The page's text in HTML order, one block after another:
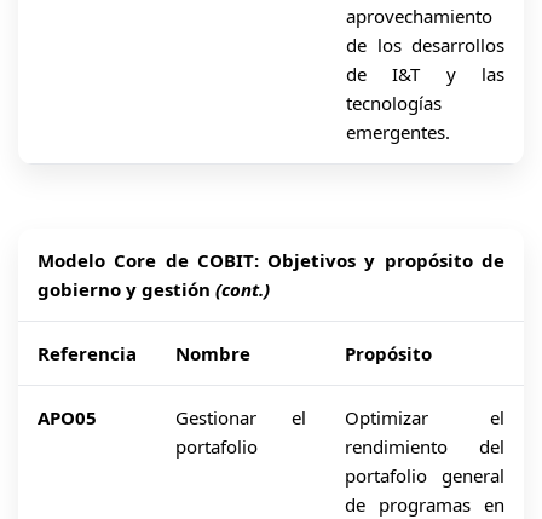
aprovechamiento
de los desarrollos
de I&T y las
tecnologías
emergentes.
Modelo Core de COBIT: Objetivos y propósito de
gobierno y gestión (cont.)
Referencia Nombre Propósito
APO05
Gestionar el
portafolio
Optimizar el
rendimiento del
portafolio general
de programas en